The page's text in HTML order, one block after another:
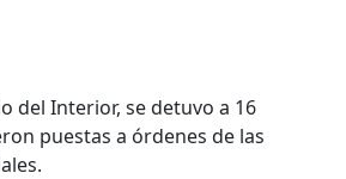
del Interior, se detuvo a 16
puestas a órdenes de las